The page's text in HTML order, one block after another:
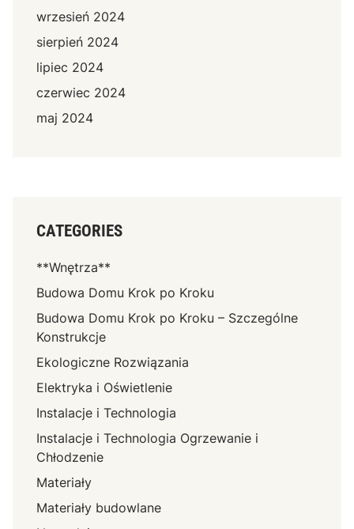
wrzesień 2024
sierpień 2024
lipiec 2024
czerwiec 2024
maj 2024
CATEGORIES
**Wnętrza**
Budowa Domu Krok po Kroku
Budowa Domu Krok po Kroku – Szczególne
Konstrukcje
Ekologiczne Rozwiązania
Elektryka i Oświetlenie
Instalacje i Technologia
Instalacje i Technologia Ogrzewanie i
Chłodzenie
Materiały
Materiały budowlane